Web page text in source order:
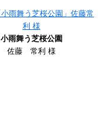
小雨舞う芝桜公園
佐藤 常利 様